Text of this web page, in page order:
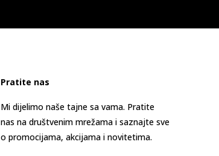
Pratite nas
Mi dijelimo naše tajne sa vama. Pratite
nas na društvenim mrežama i saznajte sve
o promocijama, akcijama i novitetima.